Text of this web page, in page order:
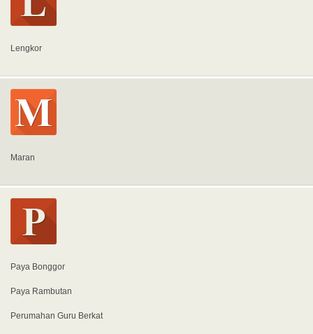
Lengkor
Maran
Paya Bonggor
Paya Rambutan
Perumahan Guru Berkat